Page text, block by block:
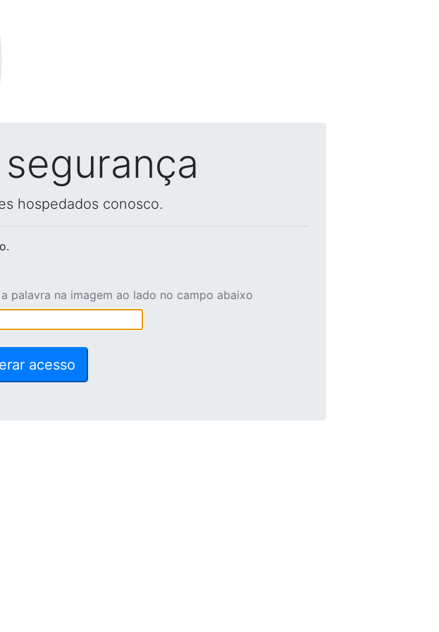
hospedados conosco.
palavra na imagem ao lado no campo abaixo